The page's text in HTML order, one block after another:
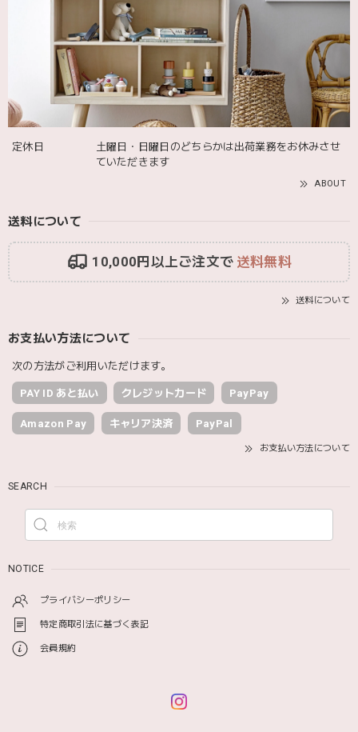
発送も届くのも早かったです！バースデーバルーンも入って
て嬉しかったです🎈誕生日に使わせて頂きます🫶
Adnil LAND アドニルランド | PULL ALONG PUPPY からだをくねくねさせながらついてくる プル アロング パピー プルトイ 木のおもちゃ
2025/12/02
定休日
土曜日・日曜日のどちらかは出荷業務をお休みさせ
ていただきます
ABOUT
送料について
10,000円以上ご注文で 送料無料
送料について
お支払い方法について
次の方法がご利用いただけます。
PAY ID あと払い クレジットカード PayPay
Amazon Pay キャリア決済 PayPal
お支払い方法について
SEARCH
NOTICE
プライバシーポリシー
特定商取引法に基づく表記
会員規約